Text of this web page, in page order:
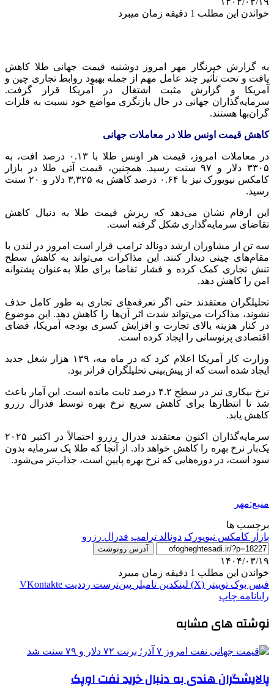
خواندن این مطلب 1 دقیقه زمان میبرد
به گزارش خبرنگار مهر امروز دوشنبه قیمت جهانی طلا کاهش
یافت و تحت تأثیر چند عامل مهم از جمله بهبود روابط تجاری چین و
آمریکا و گزارش مثبت اشتغال در آمریکا قرار گرفت.
سرمایه‌گذاران جهانی در حال بازنگری مواضع خود نسبت به فلزات
گران‌بها هستند.
کاهش قیمت اونس طلا در معاملات جهانی
در معاملات امروز، قیمت هر اونس طلا با ۰.۱۳ درصد افت، به
۳۳۰۵ دلار و ۹۷ سنت رسید. همچنین، قیمت آتی طلا در بازار
کامکس نیویورک نیز با ۰.۶۴ درصد کاهش به ۳,۳۲۵ دلار و ۲۰ سنت
رسید.
این ارقام نشان می‌دهد که ریزش قیمت طلا به دنبال کاهش
تقاضای سرمایه‌گذاری شکل گرفته است.
سه تن از مشاوران ارشد دونالد ترامپ قرار است امروز در لندن با
مقام‌های چینی دیدار کنند. این مذاکرات می‌تواند به کاهش سطح
تنش تجاری کمک کرده و فشار تقاضا برای طلا به‌عنوان پشتوانه
امن را کاهش دهد.
تحلیلگران معتقدند حتی اگر تعرفه‌های تجاری به طور کامل حذف
نشوند، مذاکرات می‌تواند شدت اثر آن‌ها را کاهش دهد. این موضوع
در کنار هزینه بالای تجارت و افزایش کسری بودجه آمریکا، فضای
اقتصادی پرنوسانی را ایجاد کرده است.
وزارت کار آمریکا اعلام کرد که در ماه مه، ۱۳۹ هزار شغل جدید
ایجاد شده است که از پیش‌بینی تحلیلگران فراتر بود.
نرخ بیکاری نیز در سطح ۴.۲ درصد ثابت مانده است. این آمار باعث
شد تا انتظارها برای کاهش سریع نرخ بهره توسط فدرال رزرو
کاهش یابد.
سرمایه‌گذاران اکنون معتقدند فدرال رزرو احتمالاً در اکتبر ۲۰۲۵
یک‌بار نرخ بهره را کاهش خواهد داد. از آنجا که طلا یک سرمایه بدون
سود است، در دوره‌هایی که نرخ بهره پایین است، جذاب‌تر می‌شود.
منبع:مهر
برچسب ها
بازار کامکس نیویورک دونالد ترامپ فدرال رزرو
آدرس رونوشت
۱۴۰۴/۰۳/۱۹
خواندن این مطلب 1 دقیقه زمان میبرد
فیس بوک توییتر (X) لینکدین ‫تامبلر ‫پین‌ترست ‫رددیت ‫VKontakte
رایانامه چاپ
نوشته های مشابه
پالایشگران هندی به دنبال خرید نفت اوپک